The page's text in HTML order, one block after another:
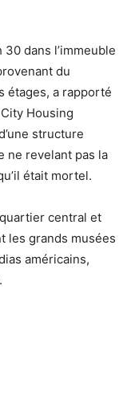
dans l’immeuble
du
étages, a rapporté
Housing
structure
ne revelant pas la
était mortel.
central et
les grands musées
américains,